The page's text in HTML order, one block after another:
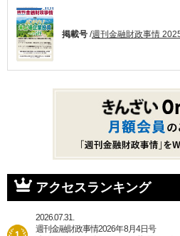
掲載号 /週刊金融財政事情
アクセスランキング
2026.07.31.
週刊金融財政事情2026年8月4日号